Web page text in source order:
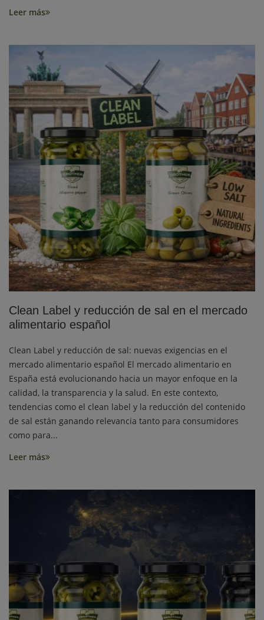
Leer más
Clean Label y reducción de sal en el mercado
alimentario español
Clean Label y reducción de sal: nuevas exigencias en el
mercado alimentario español El mercado alimentario en
España está evolucionando hacia un mayor enfoque en la
calidad, la transparencia y la salud. En este contexto,
tendencias como el clean label y la reducción del contenido
de sal están ganando relevancia tanto para consumidores
como para...
Leer más